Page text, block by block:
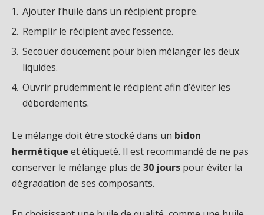
Ajouter l’huile dans un récipient propre.
Remplir le récipient avec l’essence.
Secouer doucement pour bien mélanger les deux
liquides.
Ouvrir prudemment le récipient afin d’éviter les
débordements.
Le mélange doit être stocké dans un bidon
hermétique et étiqueté. Il est recommandé de ne pas
conserver le mélange plus de 30 jours pour éviter la
dégradation de ses composants.